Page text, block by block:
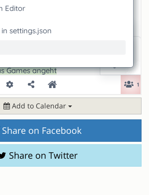
Add to Calendar
on Facebook
Share on Twitter